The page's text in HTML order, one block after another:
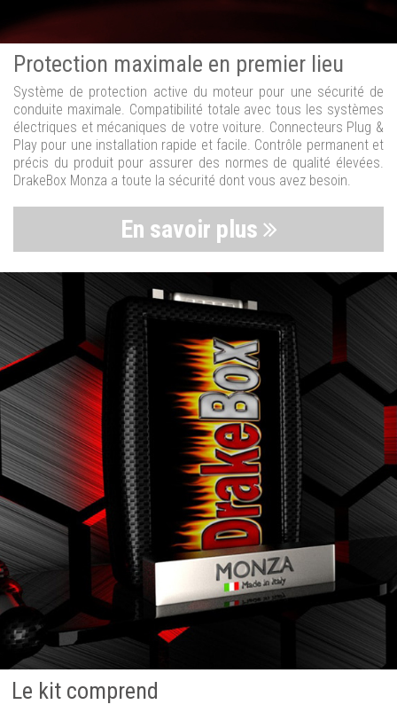
Protection maximale en premier lieu
Système de protection active du moteur pour une sécurité de
conduite maximale. Compatibilité totale avec tous les systèmes
électriques et mécaniques de votre voiture. Connecteurs Plug &
Play pour une installation rapide et facile. Contrôle permanent et
précis du produit pour assurer des normes de qualité élevées.
DrakeBox Monza a toute la sécurité dont vous avez besoin.
En savoir plus
Le kit comprend